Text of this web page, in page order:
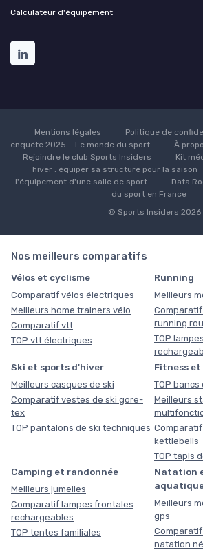
Calculateur d'équipement
Mentions légales Politique de
enquête 2025 – Le monde du sport
À
Rejoindre le club Sports Insiders
Kit
hiver : équiper sa structure pour la saison
l'équipement d'une salle de sport
Data
du sport en France
© Sports Insiders 2026
Nos meilleurs comparatifs
Vélos et cyclisme
Comparatif vélos électriques
Meilleurs home trainers vélo
Comparatif vtt
TOP vtt électriques
Running
Meilleurs
running
TOP
Ski et sports d'hiver
Meilleurs casques de ski
Comparatif vestes de ski gore-
tex
TOP pantalons de ski techniques
Fitness
TOP
Meilleurs
kettlebells
TOP tapis
Camping et randonnée
Meilleurs jumelles
Comparatif lampes frontales
rechargeables
TOP tentes familiales
Natation
Meilleurs
gps
natation